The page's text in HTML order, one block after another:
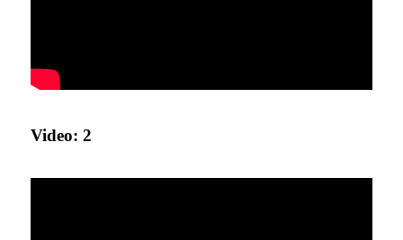
Video: 2